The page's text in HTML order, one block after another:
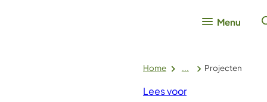
Menu
Home ... Projecten
Lees voor